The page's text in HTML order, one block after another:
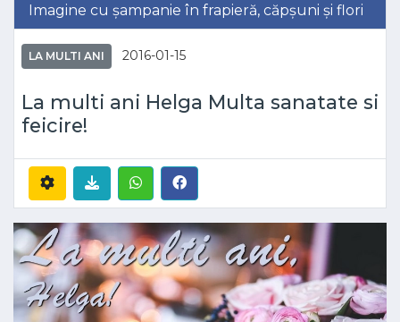
Imagine cu șampanie în frapieră, căpșuni și flori
LA MULTI ANI 2016-01-15
La multi ani Helga Multa sanatate si
feicire!